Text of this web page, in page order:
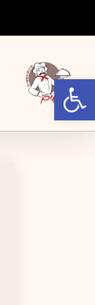
פתח סרגל נגישות